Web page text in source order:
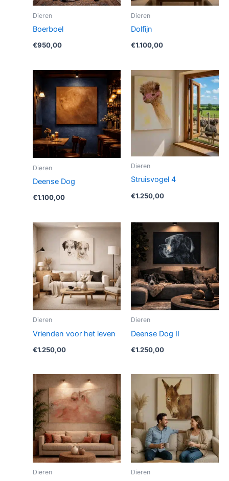
Dieren
Boerboel
€950,00
Dieren
Dolfijn
€1.100,00
Dieren
Deense Dog
€1.100,00
Dieren
Struisvogel 4
€1.250,00
Dieren
Vrienden voor het leven
€1.250,00
Dieren
Deense Dog II
€1.250,00
Dieren Dieren